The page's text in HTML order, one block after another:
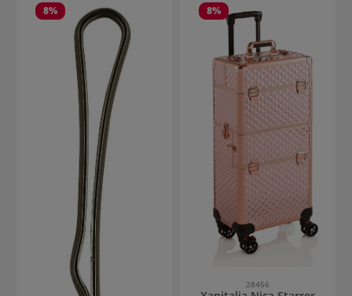
Hochsteckfrisuren. Die glatte
Oberfläche ermöglicht ein
müheloses Einsetzen, ohne
das Haar zu strapazieren.
Dank der stabilen
Verarbeitung sind sie
besonders langlebig und für
den täglichen Einsatz
geeignet. Sicherer Halt für
vielseitige AnwendungenDie
Haarklemmen bieten
optimalen Halt bei
unterschiedlichsten
Techniken und erleichtern ein
sauberes, strukturiertes
Arbeiten. Sie lassen sich
schnell und einfach ins Haar
einarbeiten und wieder
entfernen. Ideal für
professionelle Anwendungen,
bei denen Präzision und
Effizienz gefragt sind. So wird
jedes Styling zuverlässig
Fixierung ohne Verrutschen.
Sie lassen sich unauffällig ins
Haar einarbeiten und eignen
sich ideal für präzises
Arbeiten im Salon und
zuhause. Die robuste
Verarbeitung gewährleistet
eine lange Lebensdauer auch
bei häufiger Nutzung. Starker
Halt für professionelle
ErgebnisseDie Haarnadeln
sind vielseitig einsetzbar und
unterstützen sowohl
klassische als auch kreative
Stylings. Sie ermöglichen ein
kontrolliertes Fixieren
einzelner Strähnen und
sorgen für ein sauberes
Finish. Dank ihrer stabilen
Struktur behalten sie auch bei
längerer Tragedauer ihre
und professionelle Frisuren
8% 8%
28456